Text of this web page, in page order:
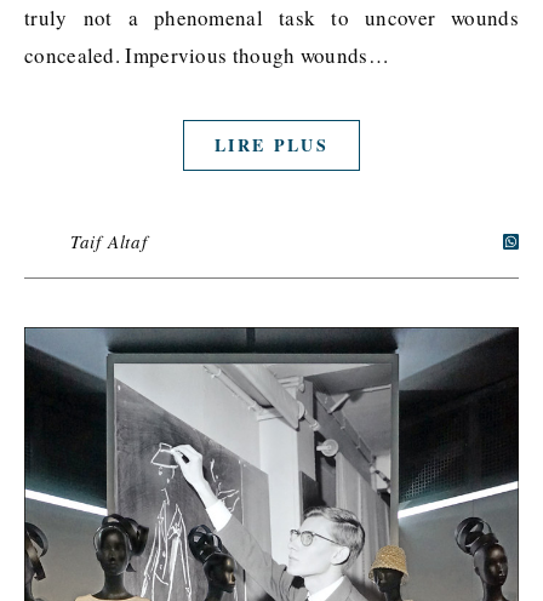
truly not a phenomenal task to uncover wounds
concealed. Impervious though wounds…
LIRE PLUS
Taif Altaf